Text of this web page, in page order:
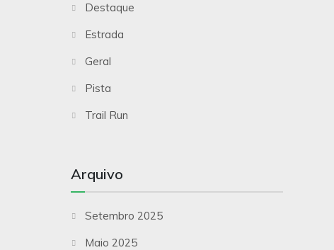
Destaque
Estrada
Geral
Pista
Trail Run
Arquivo
Setembro 2025
Maio 2025